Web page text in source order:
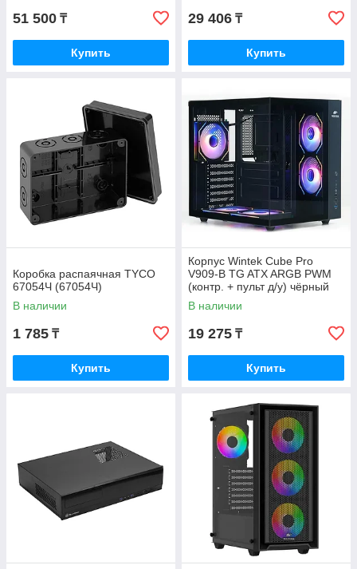
51 500 ₸
Купить
29 406 ₸
Купить
Коробка распаячная TYCO
67054Ч (67054Ч)
В наличии
1 785 ₸
Купить
Корпус Wintek Cube Pro
V909-B TG ATX ARGB PWM
(контр. + пульт д/у) чёрный
В наличии
19 275 ₸
Купить